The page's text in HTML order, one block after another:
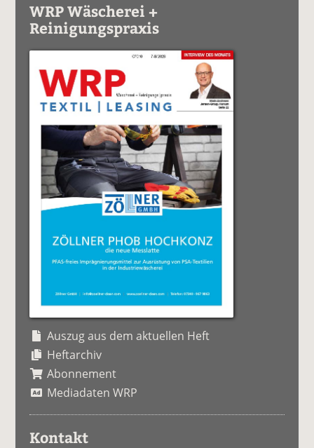
WRP Wäscherei +
Reinigungspraxis
Auszug aus dem aktuellen Heft
Heftarchiv
Abonnement
Mediadaten WRP
Kontakt